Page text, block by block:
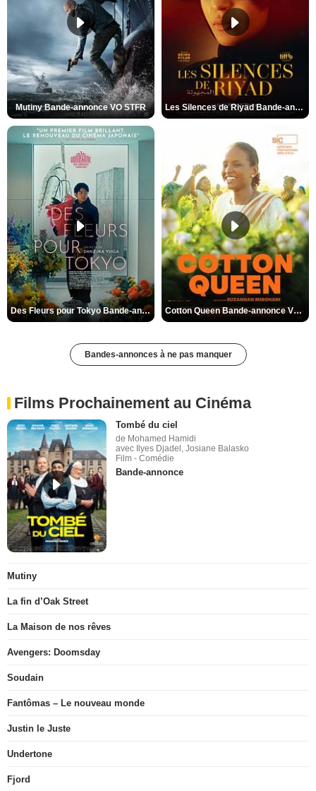
Mutiny Bande-annonce VO STFR Les Silences de Riyad Bande-annonce VO STFR
Des Fleurs pour Tokyo Bande-annonce VO STFR Cotton Queen Bande-annonce VO STFR
Bandes-annonces à ne pas manquer
Films Prochainement au Cinéma
Tombé du ciel
de Mohamed Hamidi
avec Ilyes Djadel, Josiane Balasko
Film - Comédie
Bande-annonce
Mutiny
La fin d’Oak Street
La Maison de nos rêves
Avengers: Doomsday
Soudain
Fantômas – Le nouveau monde
Justin le Juste
Undertone
Fjord